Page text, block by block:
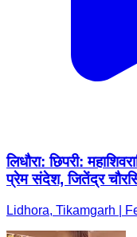
लिधौरा: छिपरी:
प्रेम संदेश, जितेंद्र
Lidhora, Tikamgarh |